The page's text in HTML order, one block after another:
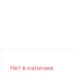
Нет в наличии